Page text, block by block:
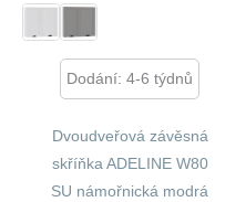
Dodání: 4-6 týdnů
Dvoudveřová závěsná
skříňka ADELINE W80
SU námořnická modrá